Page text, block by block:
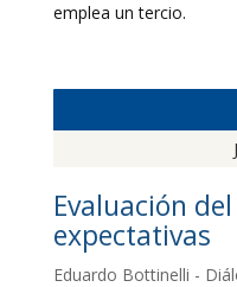
emplea un tercio.
Evaluación
expectativas
Eduardo Bottinelli -